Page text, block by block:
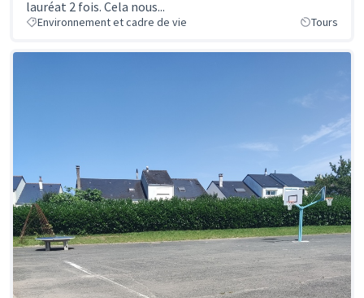
lauréat 2 fois. Cela nous...
Environnement et cadre de vie Tours